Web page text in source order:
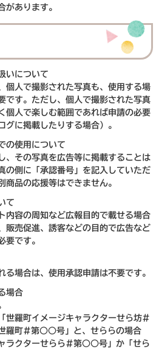
があります。
いについて
個人で撮影された写真も、使用する場
です。ただし、個人で撮影された写真
個人で楽しむ範囲であれば申請の必要
グに掲載したりする場合）。
の使用について
、その写真を広告等に掲載することは
の側に「承認番号」を記入していただ
商品の応援等はできません。
て
内容の周知など広報目的で載せる場合
販売促進、誘客などの目的で広告など
要です。
る場合は、使用承認申請は不要です。
場合
世羅町イメージキャラクターせら坊#
羅町#第○○号」と、せららの場合
ラクターせらら#第○○号」か「せら